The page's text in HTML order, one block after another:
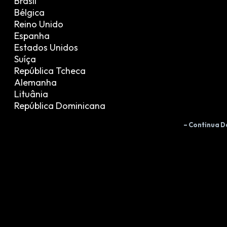
Bélgica
Reino Unido
Espanha
Estados Unidos
Suíça
República Tcheca
Alemanha
Lituânia
República Dominicana
– Continua